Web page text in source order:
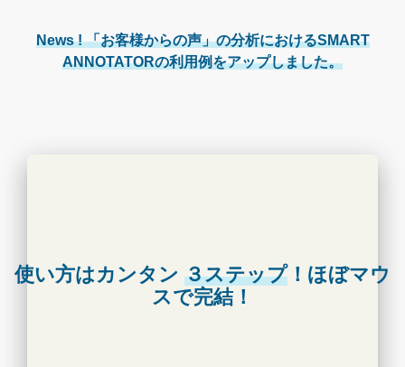
News ! 「お客様からの声」の分析におけるSMART
ANNOTATORの利用例をアップしました。
使い方はカンタン ３ステップ！ほぼマウ
スで完結！